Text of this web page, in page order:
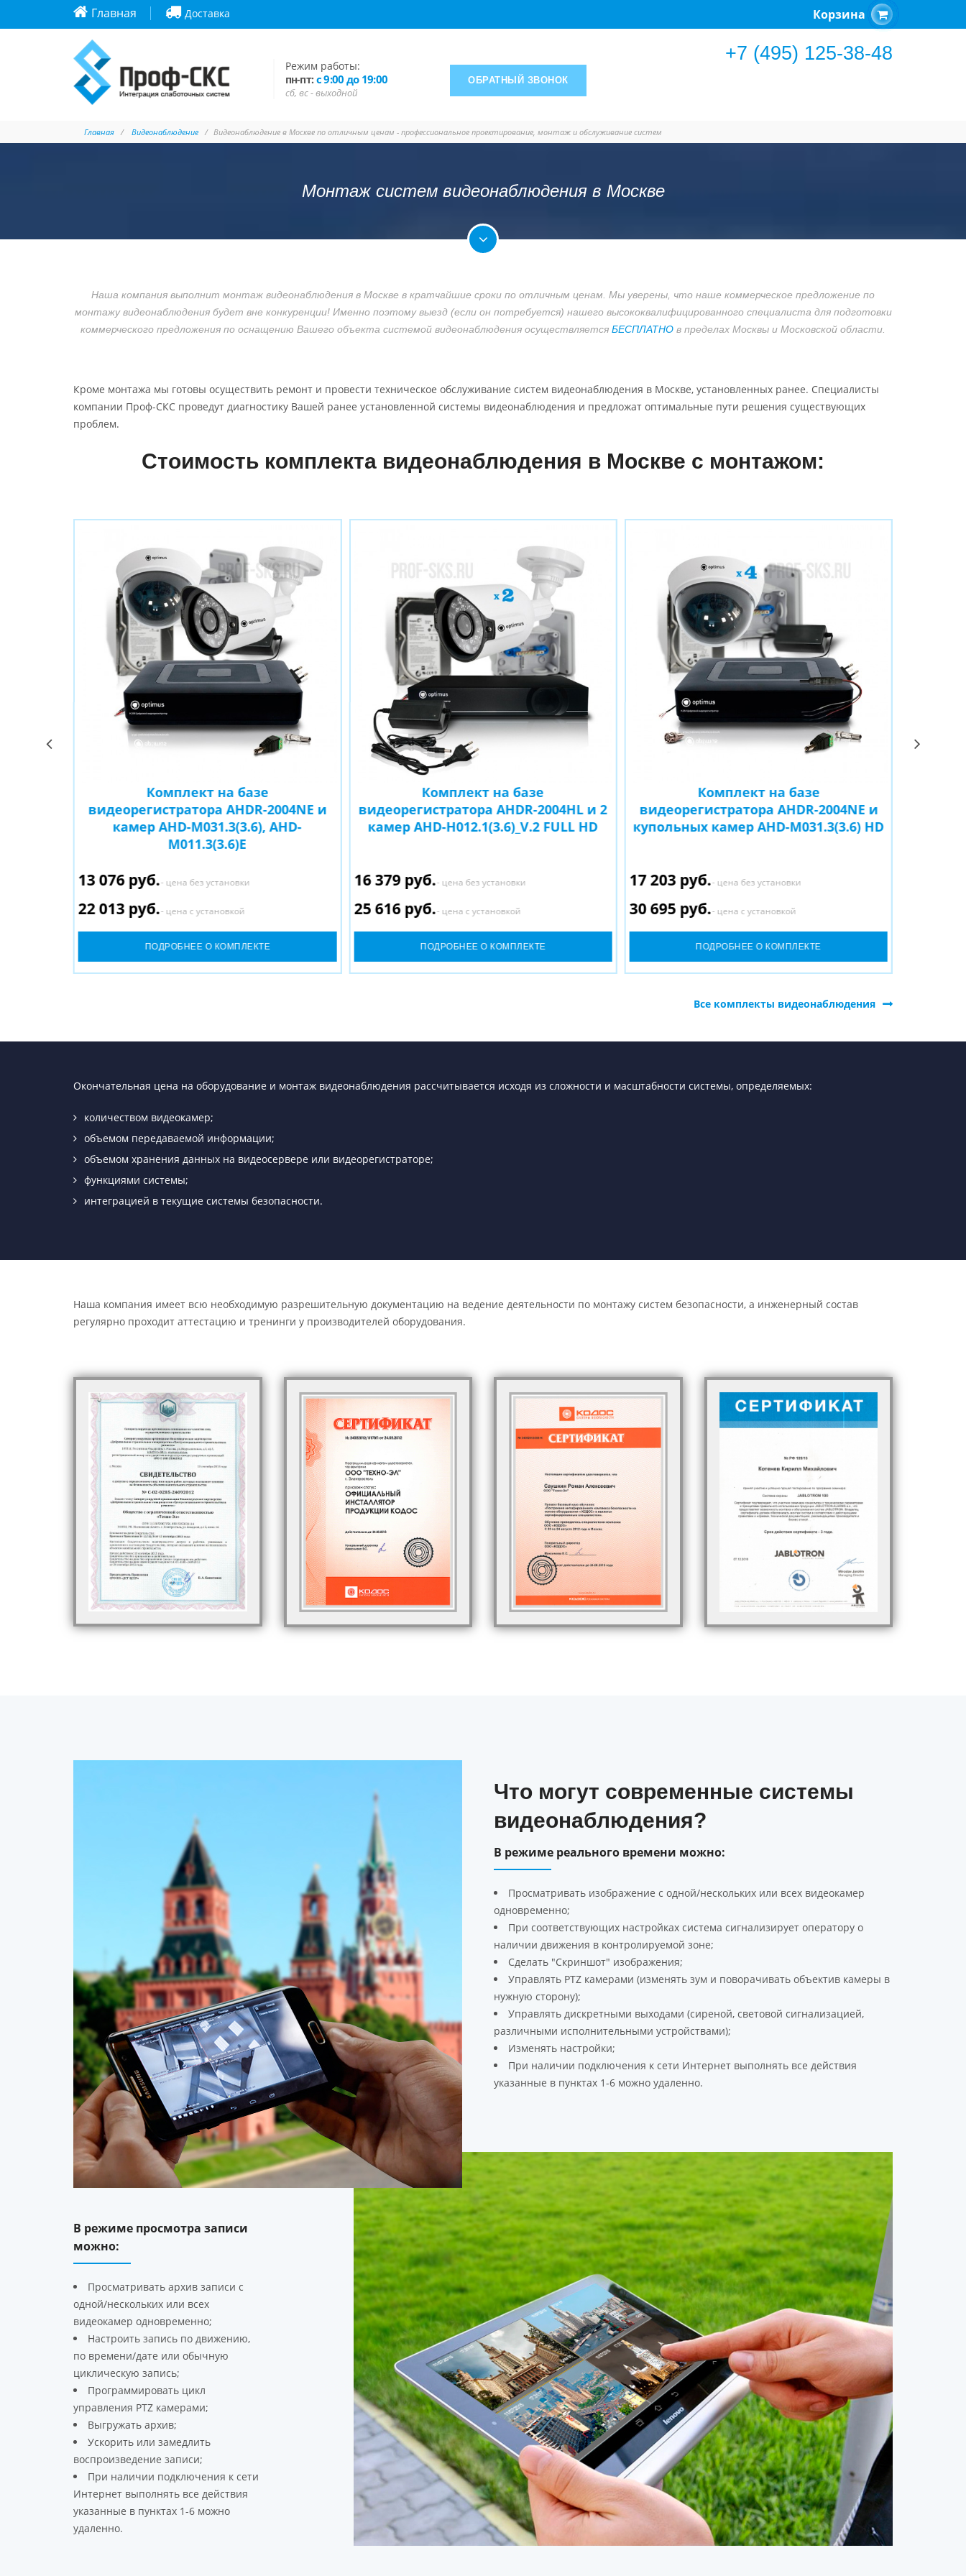
Главная Доставка Корзина
Режим работы:
пн-пт: с 9:00 до 19:00
сб, вс - выходной
ОБРАТНЫЙ ЗВОНОК
+7 (495) 125-38-48
Главная Видеонаблюдение Видеонаблюдение в Москве по отличным ценам - профессиональное проектирование, монтаж и обслуживание систем
Монтаж систем видеонаблюдения в Москве
Наша компания выполнит монтаж видеонаблюдения в Москве в кратчайшие сроки по отличным ценам. Мы уверены, что наше коммерческое предложение по
монтажу видеонаблюдения будет вне конкуренции! Именно поэтому выезд (если он потребуется) нашего высококвалифицированного специалиста для подготовки
коммерческого предложения по оснащению Вашего объекта системой видеонаблюдения осуществляется БЕСПЛАТНО в пределах Москвы и Московской области.
Кроме монтажа мы готовы осуществить ремонт и провести техническое обслуживание систем видеонаблюдения в Москве, установленных ранее. Специалисты
компании Проф-СКС проведут диагностику Вашей ранее установленной системы видеонаблюдения и предложат оптимальные пути решения существующих
проблем.
Стоимость комплекта видеонаблюдения в Москве с монтажом:
Комплект на базе
видеорегистратора AHDR-2004NE и
камер AHD-M031.3(3.6), AHD-
M011.3(3.6)E
13 076 руб.- цена без установки
22 013 руб.- цена с установкой
ПОДРОБНЕЕ О КОМПЛЕКТЕ
Комплект на базе
видеорегистратора AHDR-2004HL и 2
камер AHD-H012.1(3.6)_V.2 FULL HD
16 379 руб.- цена без установки
25 616 руб.- цена с установкой
ПОДРОБНЕЕ О КОМПЛЕКТЕ
Комплект на базе
видеорегистратора AHDR-2004NE и
купольных камер AHD-M031.3(3.6) HD
17 203 руб.- цена без установки
30 695 руб.- цена с установкой
ПОДРОБНЕЕ О КОМПЛЕКТЕ
Все комплекты видеонаблюдения
Окончательная цена на оборудование и монтаж видеонаблюдения рассчитывается исходя из сложности и масштабности системы, определяемых:
количеством видеокамер;
объемом передаваемой информации;
объемом хранения данных на видеосервере или видеорегистраторе;
функциями системы;
интеграцией в текущие системы безопасности.
Наша компания имеет всю необходимую разрешительную документацию на ведение деятельности по монтажу систем безопасности, а инженерный состав
регулярно проходит аттестацию и тренинги у производителей оборудования.
Что могут современные системы
видеонаблюдения?
В режиме реального времени можно:
Просматривать изображение с одной/нескольких или всех видеокамер
одновременно;
При соответствующих настройках система сигнализирует оператору о
наличии движения в контролируемой зоне;
Сделать "Скриншот" изображения;
Управлять PTZ камерами (изменять зум и поворачивать объектив камеры в
нужную сторону);
Управлять дискретными выходами (сиреной, световой сигнализацией,
различными исполнительными устройствами);
Изменять настройки;
При наличии подключения к сети Интернет выполнять все действия
указанные в пунктах 1-6 можно удаленно.
В режиме просмотра записи
можно:
Просматривать архив записи с
одной/нескольких или всех
видеокамер одновременно;
Настроить запись по движению,
по времени/дате или обычную
циклическую запись;
Программировать цикл
управления PTZ камерами;
Выгружать архив;
Ускорить или замедлить
воспроизведение записи;
При наличии подключения к сети
Интернет выполнять все действия
указанные в пунктах 1-6 можно
удаленно.